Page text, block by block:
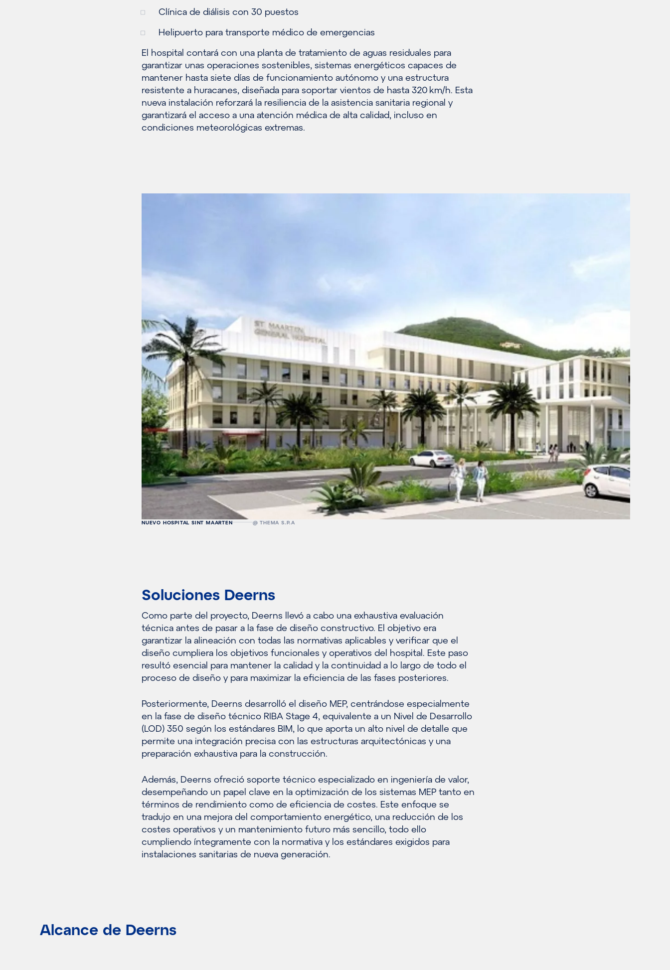
Clínica de diálisis con 30 puestos
Helipuerto para transporte médico de emergencias
El hospital contará con una planta de tratamiento de aguas residuales para
garantizar unas operaciones sostenibles, sistemas energéticos capaces de
mantener hasta siete días de funcionamiento autónomo y una estructura
resistente a huracanes, diseñada para soportar vientos de hasta 320 km/h. Esta
nueva instalación reforzará la resiliencia de la asistencia sanitaria regional y
garantizará el acceso a una atención médica de alta calidad, incluso en
condiciones meteorológicas extremas.
NUEVO HOSPITAL SINT MAARTEN @ THEMA S.P.A
Soluciones Deerns
Como parte del proyecto, Deerns llevó a cabo una exhaustiva evaluación
técnica antes de pasar a la fase de diseño constructivo. El objetivo era
garantizar la alineación con todas las normativas aplicables y verificar que el
diseño cumpliera los objetivos funcionales y operativos del hospital. Este paso
resultó esencial para mantener la calidad y la continuidad a lo largo de todo el
proceso de diseño y para maximizar la eficiencia de las fases posteriores.
Posteriormente, Deerns desarrolló el diseño MEP, centrándose especialmente
en la fase de diseño técnico RIBA Stage 4, equivalente a un Nivel de Desarrollo
(LOD) 350 según los estándares BIM, lo que aporta un alto nivel de detalle que
permite una integración precisa con las estructuras arquitectónicas y una
preparación exhaustiva para la construcción.
Además, Deerns ofreció soporte técnico especializado en ingeniería de valor,
desempeñando un papel clave en la optimización de los sistemas MEP tanto en
términos de rendimiento como de eficiencia de costes. Este enfoque se
tradujo en una mejora del comportamiento energético, una reducción de los
costes operativos y un mantenimiento futuro más sencillo, todo ello
cumpliendo íntegramente con la normativa y los estándares exigidos para
instalaciones sanitarias de nueva generación.
Alcance de Deerns